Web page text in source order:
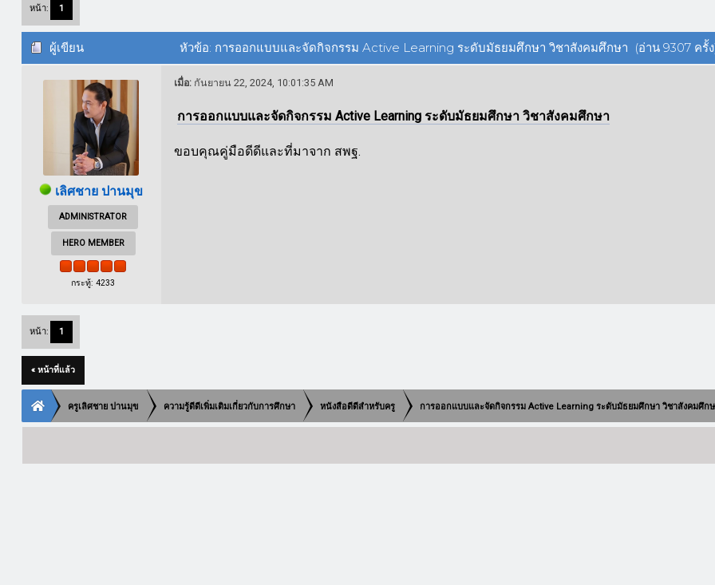
หน้า: 1
ผู้เขียน หัวข้อ: การออกแบบและจัดกิจกรรม Active Learning ระดับมัธยมศึกษา วิชาสังคมศึกษา (อ่าน 9307 ครั้ง
เลิศชาย ปานมุข
ADMINISTRATOR
HERO MEMBER
กระทู้: 4233
เมื่อ:กันยายน 22, 2024, 10:01:35 AM
การออกแบบและจัดกิจกรรม Active Learning ระดับมัธยมศึกษา วิชาสังคมศึกษา
ขอบคุณคู่มือดีดีและที่มาจาก สพฐ.
หน้า: 1
« หน้าที่แล้ว
ครูเลิศชาย ปานมุข ความรู้ดีดีเพิ่มเติมเกี่ยวกับการศึกษา หนังสือดีดีสำหรับครู การออกแบบและจัดกิจกรรม Active Learning ระดับมัธยมศึกษา วิชาสังคมศึก